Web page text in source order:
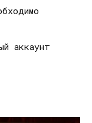
аккаунт